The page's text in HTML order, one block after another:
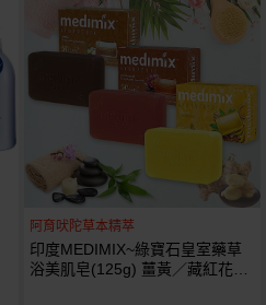
阿育吠陀草本精萃
印度MEDIMIX~綠寶石皇室藥草
浴美肌皂(125g) 薑黃／藏紅花／